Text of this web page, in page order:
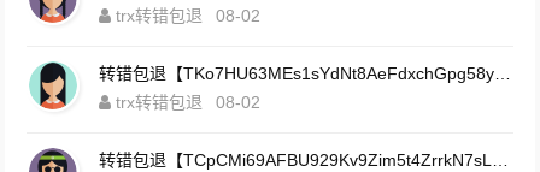
trx转错包退
08-02
trx转错包退
08-02